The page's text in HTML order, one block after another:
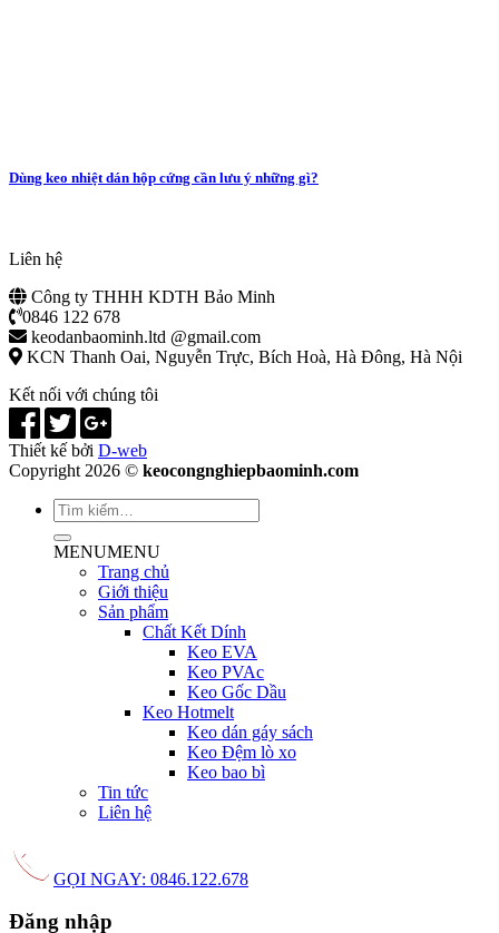
Dùng keo nhiệt dán hộp cứng cần lưu ý những gì?
Liên hệ
Công ty THHH KDTH Bảo Minh
0846 122 678
keodanbaominh.ltd @gmail.com
KCN Thanh Oai, Nguyễn Trực, Bích Hoà, Hà Đông, Hà Nội
Kết nối với chúng tôi
Thiết kế bởi D-web
Copyright 2026 © keocongnghiepbaominh.com
MENUMENU
Trang chủ
Giới thiệu
Sản phẩm
Chất Kết Dính
Keo EVA
Keo PVAc
Keo Gốc Dầu
Keo Hotmelt
Keo dán gáy sách
Keo Đệm lò xo
Keo bao bì
Tin tức
Liên hệ
GỌI NGAY: 0846.122.678
Đăng nhập